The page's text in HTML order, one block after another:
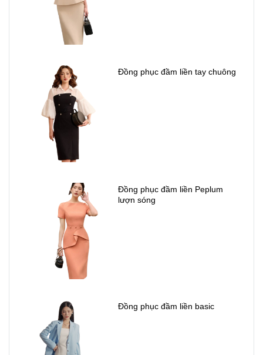
Đồng phục đầm liền tay chuông
Đồng phục đầm liền Peplum
lượn sóng
Đồng phục đầm liền basic